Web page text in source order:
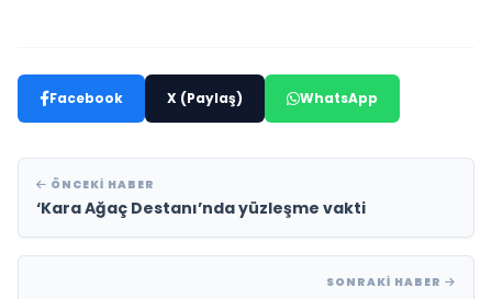
Facebook X (Paylaş) WhatsApp
ÖNCEKI HABER
‘Kara Ağaç Destanı’nda yüzleşme vakti
SONRAKI HABER